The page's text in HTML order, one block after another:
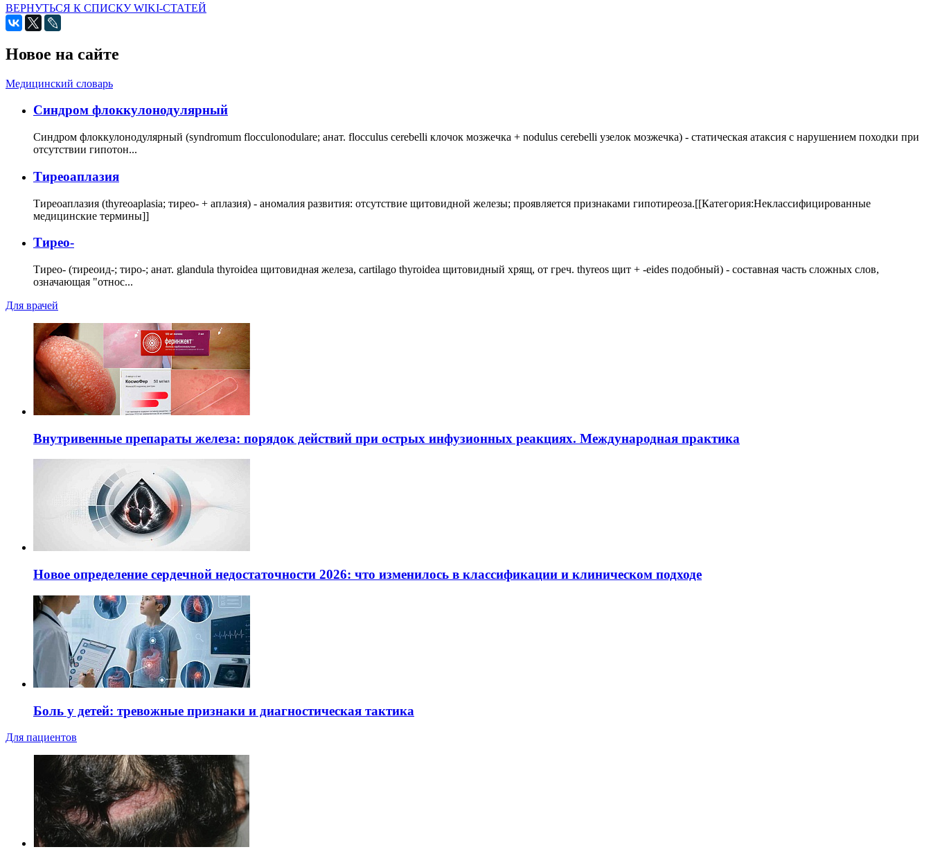
ВЕРНУТЬСЯ К СПИСКУ WIKI-СТАТЕЙ
Новое на сайте
Медицинский словарь
Cиндром флоккулонодулярный
Синдром флоккулонодулярный (syndromum flocculonodulare; анат. flocculus cerebelli клочок мозжечка + nodulus cerebelli узелок мозжечка) - статическая атаксия с нарушением походки при
отсутствии гипотон...
Тиреоаплазия
Тиреоаплазия (thyreoaplasia; тирео- + аплазия) - аномалия развития: отсутствие щитовидной железы; проявляется признаками гипотиреоза.[[Категория:Неклассифицированные
медицинские термины]]
Тирео-
Тирео- (тиреоид-; тиро-; анат. glandula thyroidea щитовидная железа, cartilago thyroidea щитовидный хрящ, от греч. thyreos щит + -eides подобный) - составная часть сложных слов,
означающая "относ...
Для врачей
Внутривенные препараты железа: порядок действий при острых инфузионных реакциях. Международная практика
Новое определение сердечной недостаточности 2026: что изменилось в классификации и клиническом подходе
Боль у детей: тревожные признаки и диагностическая тактика
Для пациентов